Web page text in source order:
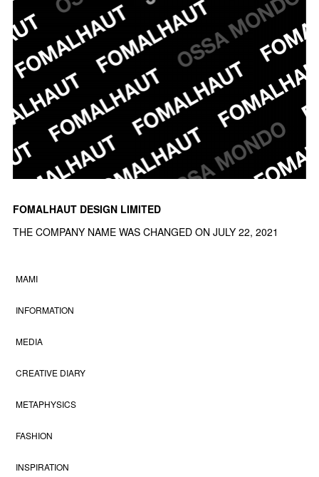
FOMALHAUT DESIGN LIMITED
THE COMPANY NAME WAS CHANGED ON JULY 22, 2021
MAMI
INFORMATION
MEDIA
CREATIVE DIARY
METAPHYSICS
FASHION
INSPIRATION